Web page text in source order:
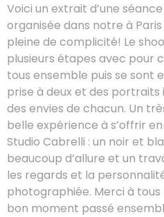
Voici un extrait d’une
organisée dans notre à
pleine de complicité! Le
plusieurs étapes avec pour
tous ensemble puis se sont
prise à deux et des portraits
des envies de chacun. Un
belle expérience à s’offrir
Studio Cabrelli : un noir et
beaucoup d’allure et un
les regards et la
photographiée. Merci à
bon moment passé